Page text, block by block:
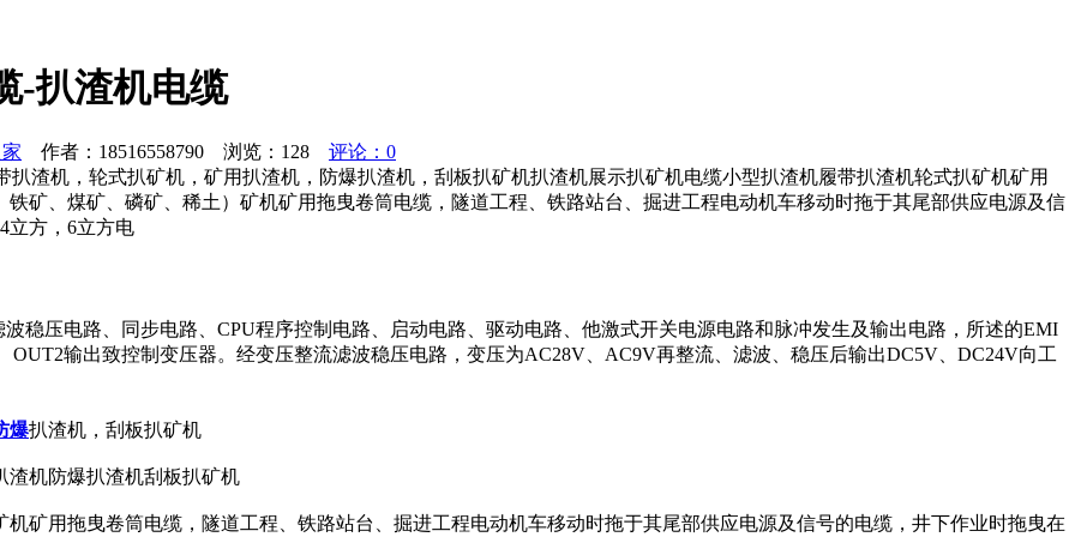
-扒渣机电缆
作者：18516558790 浏览： 128
评论：0
渣机，轮式扒矿机，矿用扒渣机，防爆扒渣机，刮板扒矿机扒渣机展示扒矿机电缆小型扒渣机履带扒渣机轮式扒矿机矿用
矿、煤矿、磷矿、稀土）矿机矿用拖曳卷筒电缆，隧道工程、铁路站台、掘进工程电动机车移动时拖于其尾部供应电源及信
立方，6立方电
稳压电路、同步电路、CPU程序控制电路、启动电路、驱动电路、他激式开关电源电路和脉冲发生及输出电路，所述的EMI
输出致控制变压器。经变压整流滤波稳压电路，变压为AC28V、AC9V再整流、滤波、稳压后输出DC5V、DC24V向工
爆扒渣机，刮板扒矿机
渣机防爆扒渣机刮板扒矿机
矿用拖曳卷筒电缆，隧道工程、铁路站台、掘进工程电动机车移动时拖于其尾部供应电源及信号的电缆，井下作业时拖曳在